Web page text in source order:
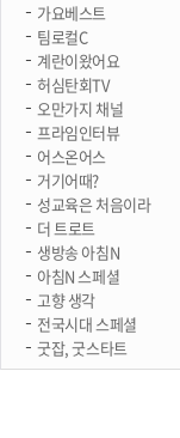
가요베스트
팀로컬C
계란이왔어요
허심탄회TV
오만가지 채널
프라임인터뷰
어스온어스
거기어때?
성교육은 처음이라
더 트로트
생방송 아침N
아침N 스페셜
고향 생각
전국시대 스페셜
굿잡, 굿스타트